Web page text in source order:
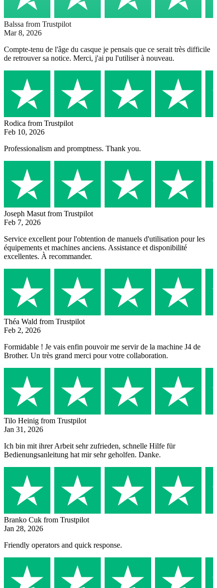
Balssa from Trustpilot
Mar 8, 2026
Compte-tenu de l'âge du casque je pensais que ce serait très difficile
de retrouver sa notice. Merci, j'ai pu l'utiliser à nouveau.
Rodica from Trustpilot
Feb 10, 2026
Professionalism and promptness. Thank you.
Joseph Masut from Trustpilot
Feb 7, 2026
Service excellent pour l'obtention de manuels d'utilisation pour les
équipements et machines anciens. Assistance et disponibilité
excellentes. À recommander.
Théa Wald from Trustpilot
Feb 2, 2026
Formidable ! Je vais enfin pouvoir me servir de la machine J4 de
Brother. Un très grand merci pour votre collaboration.
Tilo Heinig from Trustpilot
Jan 31, 2026
Ich bin mit ihrer Arbeit sehr zufrieden, schnelle Hilfe für
Bedienungsanleitung hat mir sehr geholfen. Danke.
Branko Cuk from Trustpilot
Jan 28, 2026
Friendly operators and quick response.